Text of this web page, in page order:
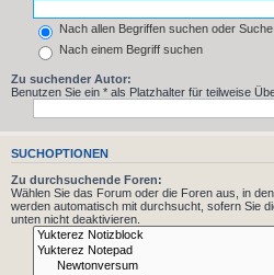
Nach allen Begriffen suchen oder
Nach einem Begriff suchen
Zu suchender Autor:
Benutzen Sie ein * als Platzhalter für teilweise
SUCHOPTIONEN
Zu durchsuchende Foren:
Wählen Sie das Forum oder die Foren aus, in
werden automatisch mit durchsucht, sofern Sie
unten nicht deaktivieren.